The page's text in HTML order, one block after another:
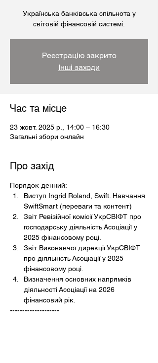
Українська банківська спільнота у
світовій фінансовій системі.
Реєстрацію закрито
Інші заходи
Час та місце
23 жовт. 2025 р., 14:00 – 16:30
Загальні збори онлайн
Про захід
Порядок денний:
Виступ Ingrid Roland, Swift. Навчання
SwiftSmart (переваги та контент)
Звіт Ревізійної комісії УкрСВІФТ про
господарську діяльність Асоціації у
2025 фінансовому році.
Звіт Виконавчої дирекції УкрСВІФТ
про діяльність Асоціації у 2025
фінансовому році.
Визначення основних напрямків
діяльності Асоціації на 2026
фінансовий рік.
--------------------